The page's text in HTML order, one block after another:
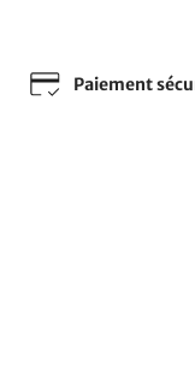
Paiement